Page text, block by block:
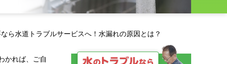
ら水道トラブルサービスへ！水漏れの原因とは？
かれば、ご自